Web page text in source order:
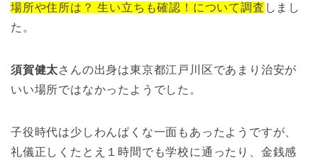
場所や住所は？ 生い立ちも確認！について調査 しまし
た。
須賀健太さんの出身は東京都江戸川区であまり治安が
いい場所ではなかったようでした。
子役時代は少しわんぱくな一面もあったようですが、
礼儀正しくたとえ１時間でも学校に通ったり、金銭感